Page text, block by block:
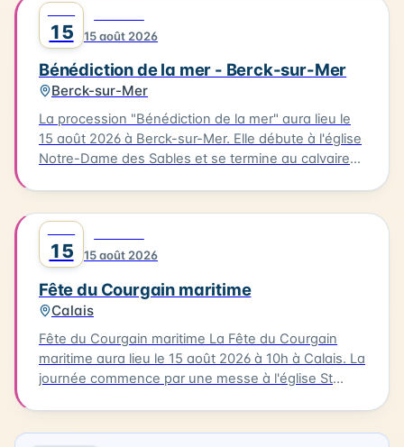
ensuite rendu aux marins disparus. Cette tradition
est une occasion pour les habitants de se
rassembler et de célébrer leur lien avec la mer.
15 15 août 2026
Bénédiction de la mer - Berck-sur-Mer
Berck-sur-Mer
La procession "Bénédiction de la mer" aura lieu le
15 août 2026 à Berck-sur-Mer. Elle débute à l'église
Notre-Dame des Sables et se termine au calvaire
des bateaux. Vous pourrez également profiter
d'animations, de stands associatifs et d'un feu
d'artifices en soirée. Cette célébration est un
de Berck-sur-Mer.
15 15 août 2026
Fête du Courgain maritime
Calais
Fête du Courgain maritime La Fête du Courgain
maritime aura lieu le 15 août 2026 à 10h à Calais. La
journée commence par une messe à l'église St
pourrez découvrir des animations, des restaurants